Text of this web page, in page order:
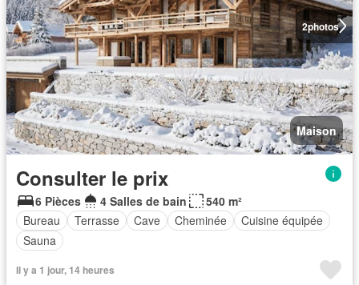
2photos
Maison
Consulter le prix
6 Pièces 4 Salles de bain
540 m²
Bureau
Terrasse Cave Cheminée
Cuisine équipée
Sauna
Il y a 1 jour, 14 heures